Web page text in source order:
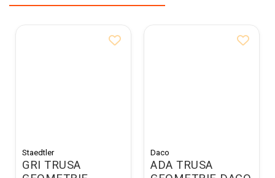
Staedtler
GRI TRUSA
Daco
ADA TRUSA